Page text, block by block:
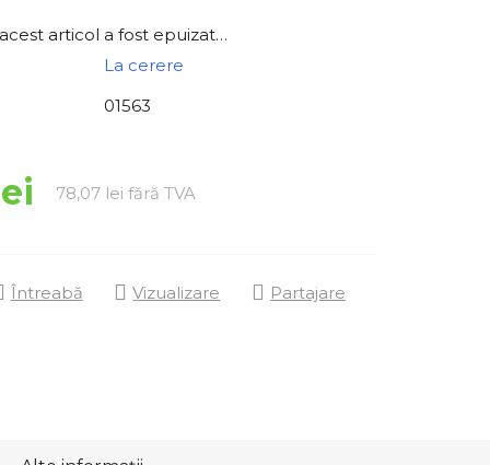
articol a fost epuizat…
La cerere
01563
78,07 lei fără TVA
Întreabă Vizualizare Partajare